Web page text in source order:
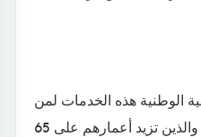
الوطنية هذه الخدمات لمن
يعانون من أعراض الفيروس، والذين تزيد أعمارهم على 65